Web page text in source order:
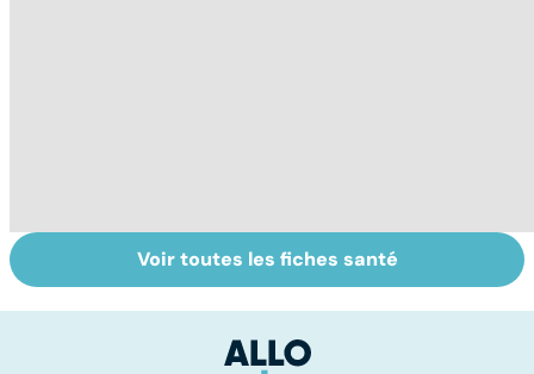
Tout savoir sur
les infections
Inflammation des
amygdales : que
d'angine ?
Voir toutes les fiches santé